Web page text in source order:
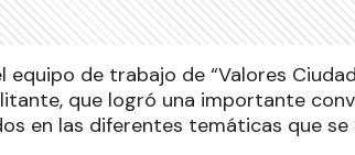
equipo de trabajo de “Valores
que logró una importante
en las diferentes temáticas que